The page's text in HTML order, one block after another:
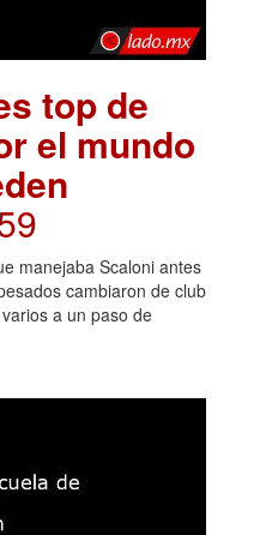
top de
el mundo
manejaba Scaloni antes
cambiaron de club
a un paso de